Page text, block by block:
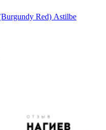
Red) Astilbe